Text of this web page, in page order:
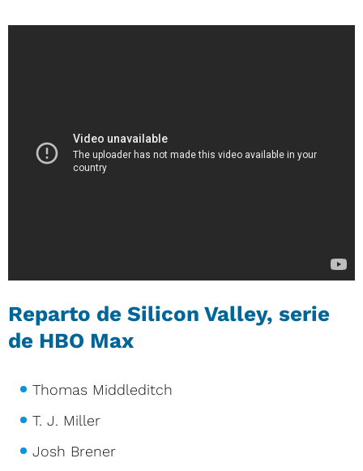
Reparto de Silicon Valley, serie
de HBO Max
Thomas Middleditch
T. J. Miller
Josh Brener